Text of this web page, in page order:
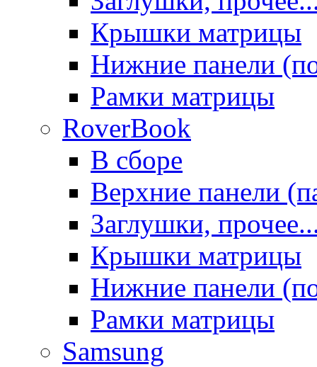
Крышки матрицы
Нижние панели
Рамки матрицы
RoverBook
В сборе
Верхние панели
Заглушки,
Крышки матрицы
Нижние панели
Рамки матрицы
Samsung